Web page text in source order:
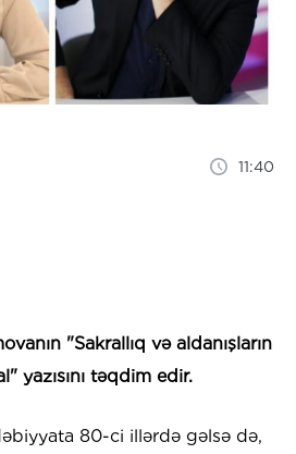
11:40
"Sakrallıq və aldanışların
yazısını təqdim edir.
80-ci illərdə gəlsə də,